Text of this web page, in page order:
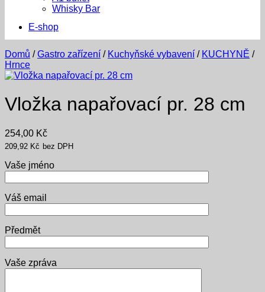
Whisky Bar
E-shop
Domů / Gastro zařízení / Kuchyňské vybavení / KUCHYNĚ /
Hrnce
Vložka napařovací pr. 28 cm
254,00 Kč
209,92 Kč bez DPH
Vaše jméno
Váš email
Předmět
Vaše zpráva